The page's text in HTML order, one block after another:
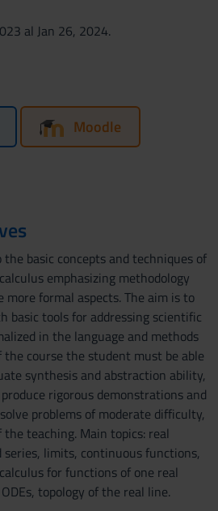
al Jan 26, 2024.
Moodle
basic concepts and techniques of
emphasizing methodology
formal aspects. The aim is to
basic tools for addressing scientific
in the language and methods
course the student must be able
synthesis and abstraction ability,
rigorous demonstrations and
problems of moderate difficulty,
teaching. Main topics: real
series, limits, continuous functions,
for functions of one real
topology of the real line.